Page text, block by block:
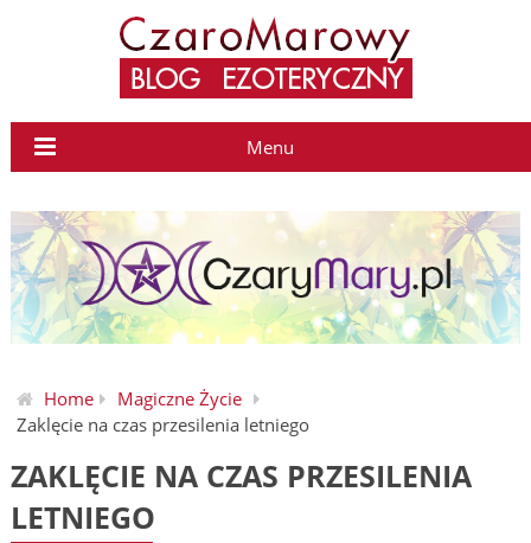
Menu
Home
Magiczne Życie
Zaklęcie na czas przesilenia letniego
ZAKLĘCIE NA CZAS PRZESILENIA
LETNIEGO